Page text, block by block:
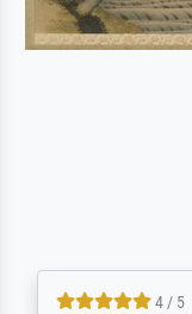
5 / 5